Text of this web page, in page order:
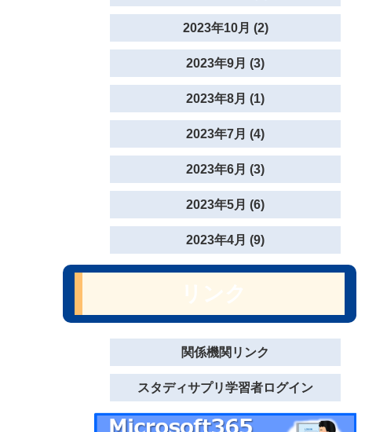
2023年10月 (2)
2023年9月 (3)
2023年8月 (1)
2023年7月 (4)
2023年6月 (3)
2023年5月 (6)
2023年4月 (9)
関係機関リンク
スタディサプリ学習者ログイン